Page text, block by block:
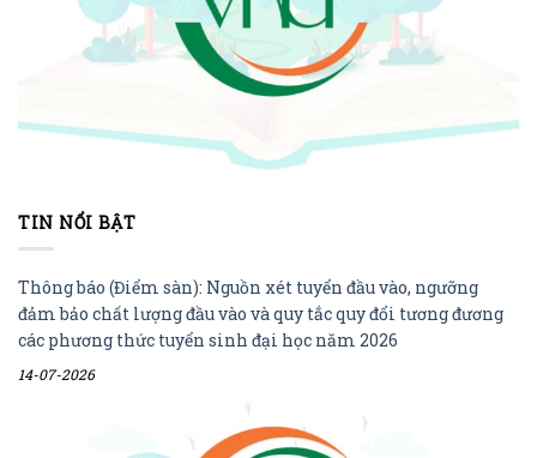
TIN NỔI BẬT
Thông báo (Điểm sàn): Nguồn xét tuyển đầu vào, ngưỡng
đảm bảo chất lượng đầu vào và quy tắc quy đổi tương đương
các phương thức tuyển sinh đại học năm 2026
14-07-2026